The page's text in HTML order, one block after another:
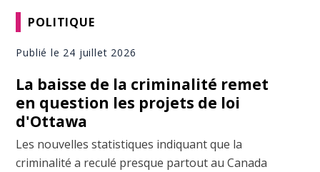
POLITIQUE
Publié le 24 juillet 2026
La baisse de la criminalité remet
en question les projets de loi
d'Ottawa
Les nouvelles statistiques indiquant que la
criminalité a reculé presque partout au Canada